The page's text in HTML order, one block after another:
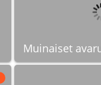
Muinaiset